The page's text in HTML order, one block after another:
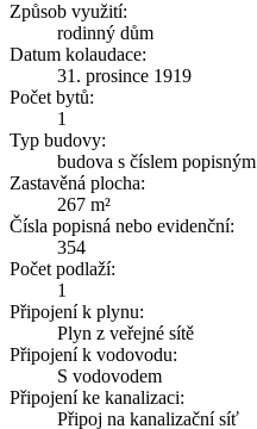
Způsob využití:
rodinný dům
Datum kolaudace:
31. prosince 1919
Počet bytů:
1
Typ budovy:
budova s číslem popisným
Zastavěná plocha:
267 m²
Čísla popisná nebo evidenční:
354
Počet podlaží:
1
Připojení k plynu:
Plyn z veřejné sítě
Připojení k vodovodu:
S vodovodem
Připojení ke kanalizaci:
Připoj na kanalizační síť